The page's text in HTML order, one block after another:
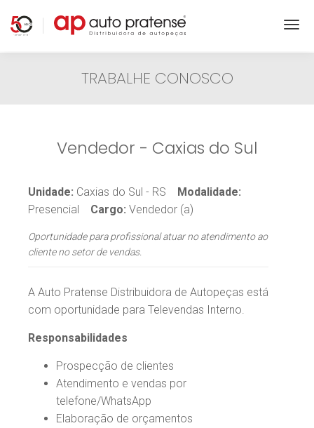
TRABALHE CONOSCO
Vendedor - Caxias do Sul
Unidade: Caxias do Sul - RS Modalidade:
Presencial Cargo: Vendedor (a)
Oportunidade para profissional atuar no atendimento ao
cliente no setor de vendas.
A Auto Pratense Distribuidora de Autopeças está
com oportunidade para Televendas Interno.
Responsabilidades
Prospecção de clientes
Atendimento e vendas por
telefone/WhatsApp
Elaboração de orçamentos